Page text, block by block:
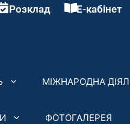
Розклад Е-кабінет
МІЖНАРОДНА
ФОТОГАЛЕРЕЯ